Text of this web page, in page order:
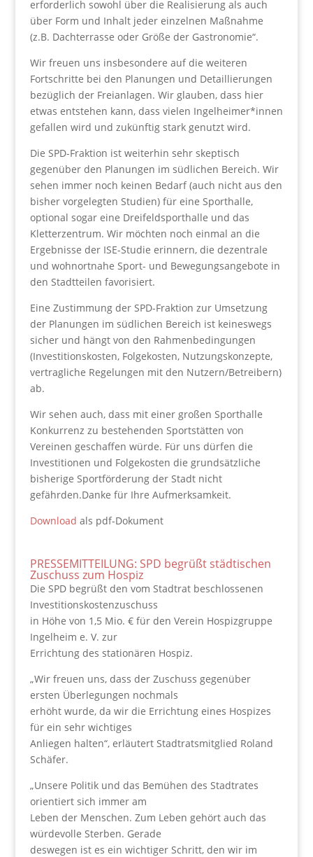
erforderlich sowohl über die Realisierung als auch
über Form und Inhalt jeder einzelnen Maßnahme
(z.B. Dachterrasse oder Größe der Gastronomie“.
Wir freuen uns insbesondere auf die weiteren
Fortschritte bei den Planungen und Detaillierungen
bezüglich der Freianlagen. Wir glauben, dass hier
etwas entstehen kann, dass vielen Ingelheimer*innen
gefallen wird und zukünftig stark genutzt wird.
Die SPD-Fraktion ist weiterhin sehr skeptisch
gegenüber den Planungen im südlichen Bereich. Wir
sehen immer noch keinen Bedarf (auch nicht aus den
bisher vorgelegten Studien) für eine Sporthalle,
optional sogar eine Dreifeldsporthalle und das
Kletterzentrum. Wir möchten noch einmal an die
Ergebnisse der ISE-Studie erinnern, die dezentrale
und wohnortnahe Sport- und Bewegungsangebote in
den Stadtteilen favorisiert.
Eine Zustimmung der SPD-Fraktion zur Umsetzung
der Planungen im südlichen Bereich ist keineswegs
sicher und hängt von den Rahmenbedingungen
(Investitionskosten, Folgekosten, Nutzungskonzepte,
vertragliche Regelungen mit den Nutzern/Betreibern)
ab.
Wir sehen auch, dass mit einer großen Sporthalle
Konkurrenz zu bestehenden Sportstätten von
Vereinen geschaffen würde. Für uns dürfen die
Investitionen und Folgekosten die grundsätzliche
bisherige Sportförderung der Stadt nicht
gefährden.Danke für Ihre Aufmerksamkeit.
Download als pdf-Dokument
PRESSEMITTEILUNG: SPD begrüßt städtischen
Zuschuss zum Hospiz
Die SPD begrüßt den vom Stadtrat beschlossenen
Investitionskostenzuschuss
in Höhe von 1,5 Mio. € für den Verein Hospizgruppe
Ingelheim e. V. zur
Errichtung des stationären Hospiz.
„Wir freuen uns, dass der Zuschuss gegenüber
ersten Überlegungen nochmals
erhöht wurde, da wir die Errichtung eines Hospizes
für ein sehr wichtiges
Anliegen halten“, erläutert Stadtratsmitglied Roland
Schäfer.
„Unsere Politik und das Bemühen des Stadtrates
orientiert sich immer am
Leben der Menschen. Zum Leben gehört auch das
würdevolle Sterben. Gerade
deswegen ist es ein wichtiger Schritt, den wir im